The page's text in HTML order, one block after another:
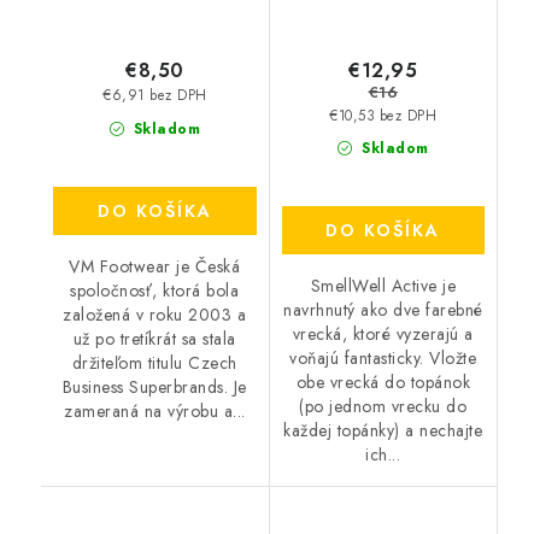
Skladom
€6,91 bez DPH
€8,50
DO KOŠÍKA
VM Footwear je Česká
spoločnosť, ktorá bola
založená v roku 2003 a
už po tretíkrát sa stala
držiteľom titulu Czech
Business Superbrands. Je
zameraná na výrobu a...
Skladom
€10,53 bez DPH
€12,95
€16
DO KOŠÍKA
SmellWell Active je
navrhnutý ako dve farebné
vrecká, ktoré vyzerajú a
voňajú fantasticky. Vložte
obe vrecká do topánok
(po jednom vrecku do
každej topánky) a nechajte
ich...